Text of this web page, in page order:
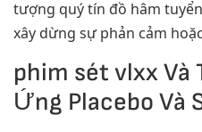
tượng quý tín đồ hâm
xây dừng sự phản cảm
phim sét vlxx Và
Ứng Placebo Và